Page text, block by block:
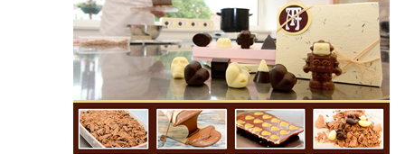
Socha svaté Anny na nádvoří kláštera
dominikánů v Českých Budějovicích
Socha svatého Dominika na nádvoří
kláštera dominikánů v Českých
Budějovicích
Sousoší Kalvárie před klášterem